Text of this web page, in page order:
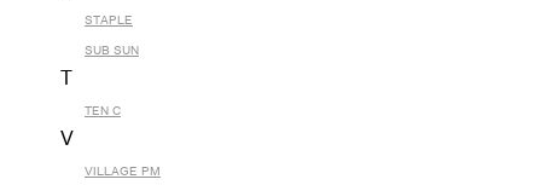
STAPLE
SUB SUN
TEN C
V
VILLAGE PM